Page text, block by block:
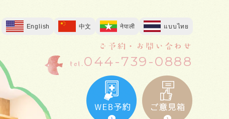
ご予約・お問い合わせ
tel. 044-739-0888
English 中文 नेपाली แบบไทย